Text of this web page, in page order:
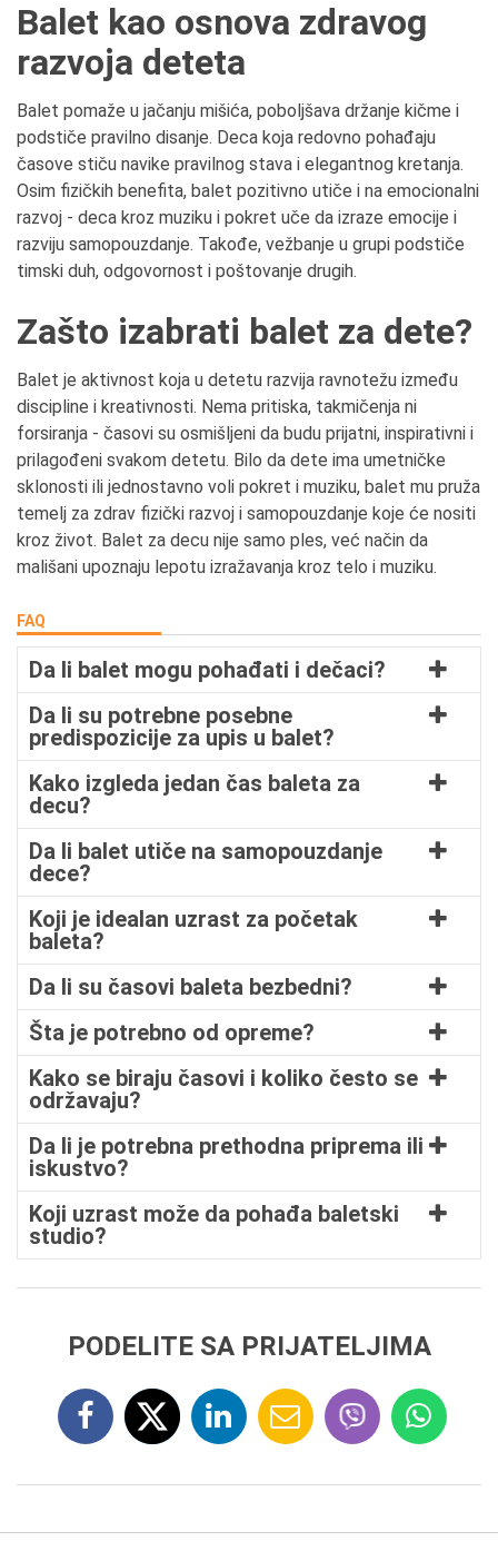
Balet kao osnova zdravog
razvoja deteta
Balet pomaže u jačanju mišića, poboljšava držanje kičme i
podstiče pravilno disanje. Deca koja redovno pohađaju
časove stiču navike pravilnog stava i elegantnog kretanja.
Osim fizičkih benefita, balet pozitivno utiče i na emocionalni
razvoj - deca kroz muziku i pokret uče da izraze emocije i
razviju samopouzdanje. Takođe, vežbanje u grupi podstiče
timski duh, odgovornost i poštovanje drugih.
Zašto izabrati balet za dete?
Balet je aktivnost koja u detetu razvija ravnotežu između
discipline i kreativnosti. Nema pritiska, takmičenja ni
forsiranja - časovi su osmišljeni da budu prijatni, inspirativni i
prilagođeni svakom detetu. Bilo da dete ima umetničke
sklonosti ili jednostavno voli pokret i muziku, balet mu pruža
temelj za zdrav fizički razvoj i samopouzdanje koje će nositi
kroz život. Balet za decu nije samo ples, već način da
mališani upoznaju lepotu izražavanja kroz telo i muziku.
FAQ
Da li balet mogu pohađati i dečaci?
Da li su potrebne posebne
predispozicije za upis u balet?
Kako izgleda jedan čas baleta za
decu?
Da li balet utiče na samopouzdanje
dece?
Koji je idealan uzrast za početak
baleta?
Da li su časovi baleta bezbedni?
Šta je potrebno od opreme?
Kako se biraju časovi i koliko često se
održavaju?
Da li je potrebna prethodna priprema ili
iskustvo?
Koji uzrast može da pohađa baletski
studio?
PODELITE SA PRIJATELJIMA